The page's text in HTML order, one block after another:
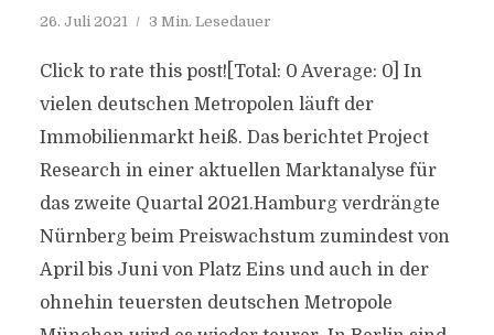
26. Juli 2021 3 Min. Lesedauer
Click to rate this post![Total: 0 Average: 0] In
vielen deutschen Metropolen läuft der
Immobilienmarkt heiß. Das berichtet Project
Research in einer aktuellen Marktanalyse für
das zweite Quartal 2021.Hamburg verdrängte
Nürnberg beim Preiswachstum zumindest von
April bis Juni von Platz Eins und auch in der
ohnehin teuersten deutschen Metropole